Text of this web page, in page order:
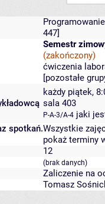
447]
Semestr
(zakończony)
ćwiczenia
[pozostałe
każdy piątek,
sala 403
P-A-3/A-4 jaki
spotkań.Wszystkie
pokaż terminy
12
(brak danych)
Zaliczenie na
Tomasz